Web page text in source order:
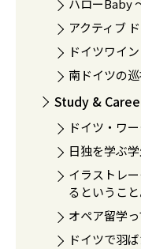
ハローBaby
アクティブ
ドイツワイ
南ドイツの
Study &
ドイツ・ワ
日独を学ぶ
イラストレ
るということ
オペア留学っ
ドイツで羽